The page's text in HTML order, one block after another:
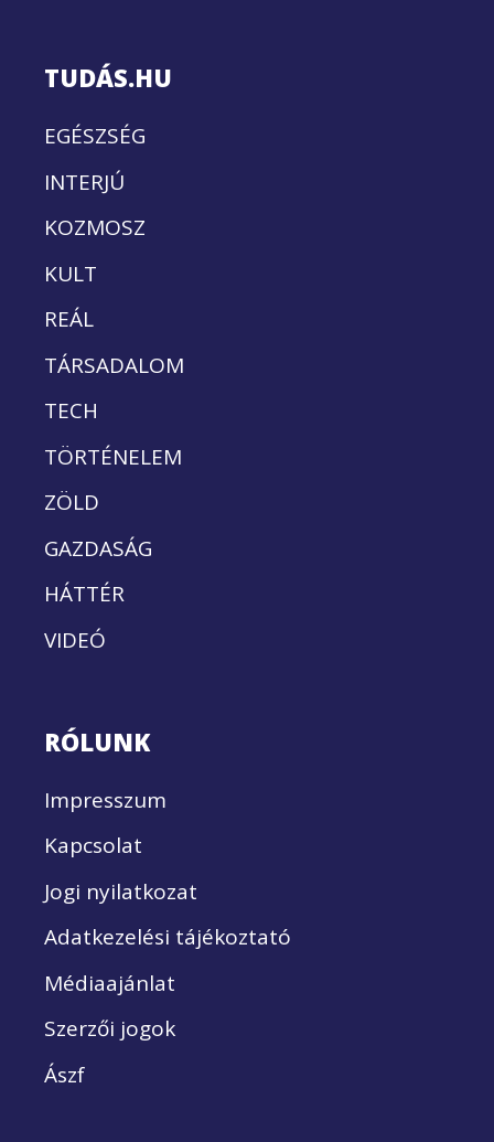
TUDÁS.HU
EGÉSZSÉG
INTERJÚ
KOZMOSZ
KULT
REÁL
TÁRSADALOM
TECH
TÖRTÉNELEM
ZÖLD
GAZDASÁG
HÁTTÉR
VIDEÓ
RÓLUNK
Impresszum
Kapcsolat
Jogi nyilatkozat
Adatkezelési tájékoztató
Médiaajánlat
Szerzői jogok
Ászf